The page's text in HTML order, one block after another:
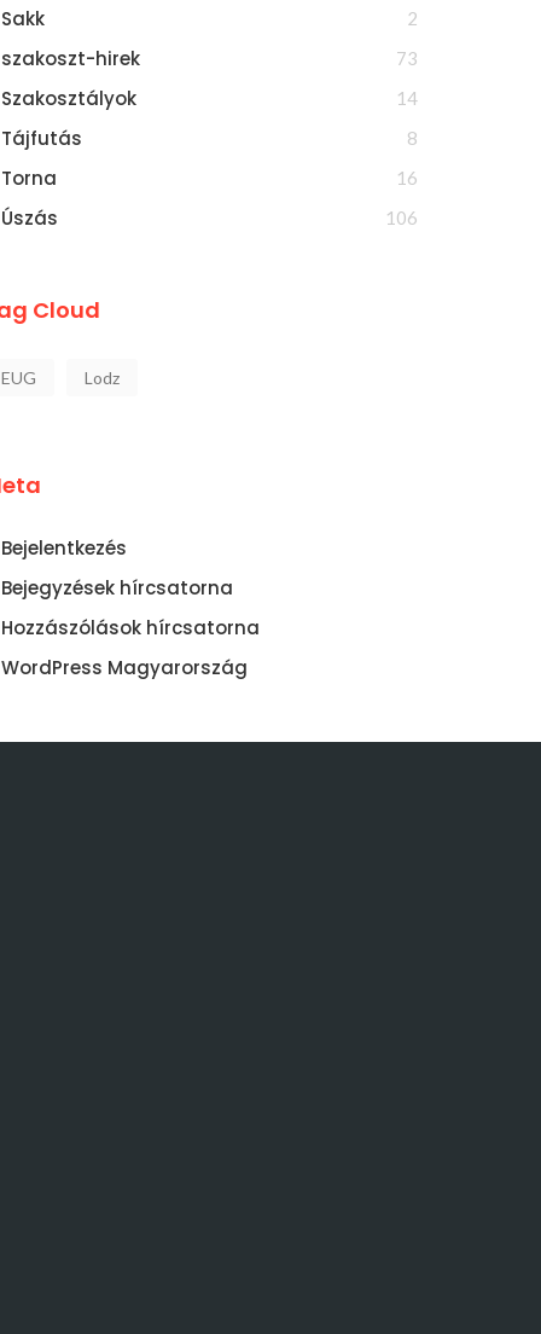
Sakk 2
szakoszt-hirek 73
Szakosztályok 14
Tájfutás 8
Torna 16
Úszás 106
Cloud
EUG Lodz
Bejelentkezés
Bejegyzések hírcsatorna
Hozzászólások hírcsatorna
WordPress Magyarország